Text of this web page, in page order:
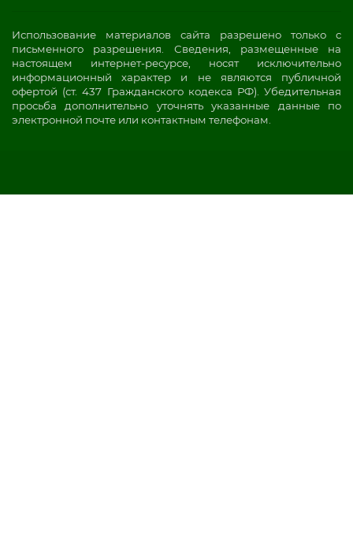
Использование материалов сайта разрешено только с
письменного разрешения. Сведения, размещенные на
настоящем интернет-ресурсе, носят исключительно
информационный характер и не являются публичной
офертой (ст. 437 Гражданского кодекса РФ). Убедительная
просьба дополнительно уточнять указанные данные по
электронной почте или контактным телефонам.